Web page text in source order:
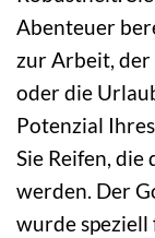
Abenteuer
zur Arbeit,
oder die
Potenzial
Sie Reifen,
werden. Der
wurde speziell